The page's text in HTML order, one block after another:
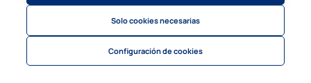
Solo cookies necesarias
Configuración de cookies
Tienda Online